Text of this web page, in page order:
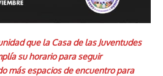
que la Casa de las Juventudes
su horario para seguir
más espacios de encuentro para